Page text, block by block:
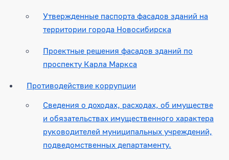
Утвержденные паспорта фасадов зданий на
территории города Новосибирска
Проектные решения фасадов зданий по
проспекту Карла Маркса
Противодействие коррупции
Сведения о доходах, расходах, об имуществе
и обязательствах имущественного характера
руководителей муниципальных учреждений,
подведомственных департаменту.